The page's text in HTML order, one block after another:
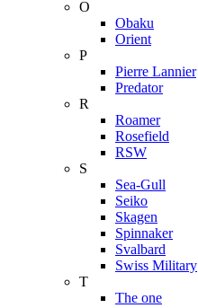
O
Obaku
Orient
P
Pierre Lannier
Predator
R
Roamer
Rosefield
RSW
S
Sea-Gull
Seiko
Skagen
Spinnaker
Svalbard
Swiss Military
T
The one